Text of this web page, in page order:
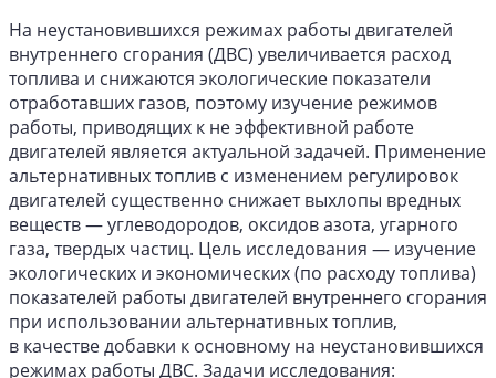
На неустановившихся режимах работы двигателей
внутреннего сгорания (ДВС) увеличивается расход
топлива и снижаются экологические показатели
отработавших газов, поэтому изучение режимов
работы, приводящих к не эффективной работе
двигателей является актуальной задачей. Применение
альтернативных топлив с изменением регулировок
двигателей существенно снижает выхлопы вредных
веществ — углеводородов, оксидов азота, угарного
газа, твердых частиц. Цель исследования — изучение
экологических и экономических (по расходу топлива)
показателей работы двигателей внутреннего сгорания
при использовании альтернативных топлив,
в качестве добавки к основному на неустановившихся
режимах работы ДВС. Задачи исследования: